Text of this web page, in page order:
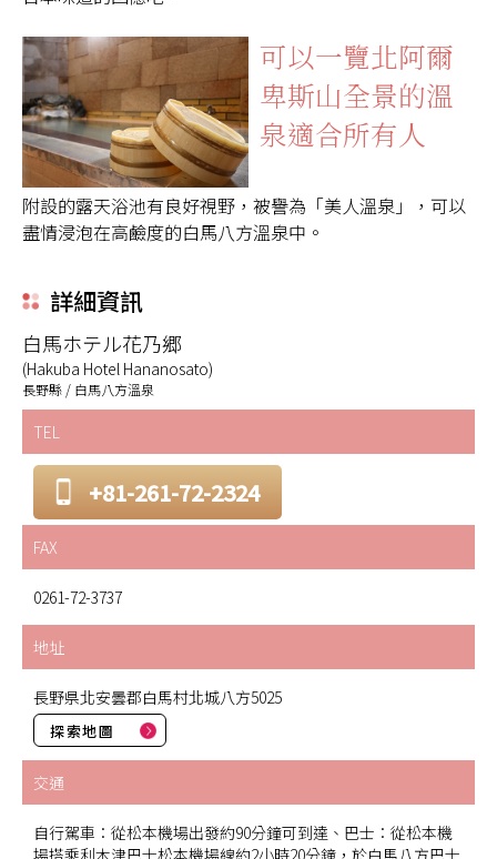
可以一覽北阿爾
卑斯山全景的溫
泉適合所有人
附設的露天浴池有良好視野，被譽為「美人溫泉」，可以
盡情浸泡在高鹼度的白馬八方溫泉中。
詳細資訊
白馬ホテル花乃郷
(Hakuba Hotel Hananosato)
長野縣 / 白馬八方溫泉
TEL
+81-261-72-2324
FAX
0261-72-3737
地址
長野県北安曇郡白馬村北城八方5025
探索地圖
交通
自行駕車：從松本機場出發約90分鐘可到達、巴士：從松本機
場搭乘利木津巴士松本機場線約2小時20分鐘，於白馬八方巴士